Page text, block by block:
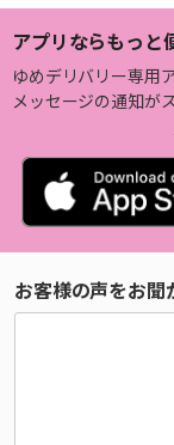
アプリならもっと
ゆめデリバリー専用
メッセージの通知が
お客様の声をお聞